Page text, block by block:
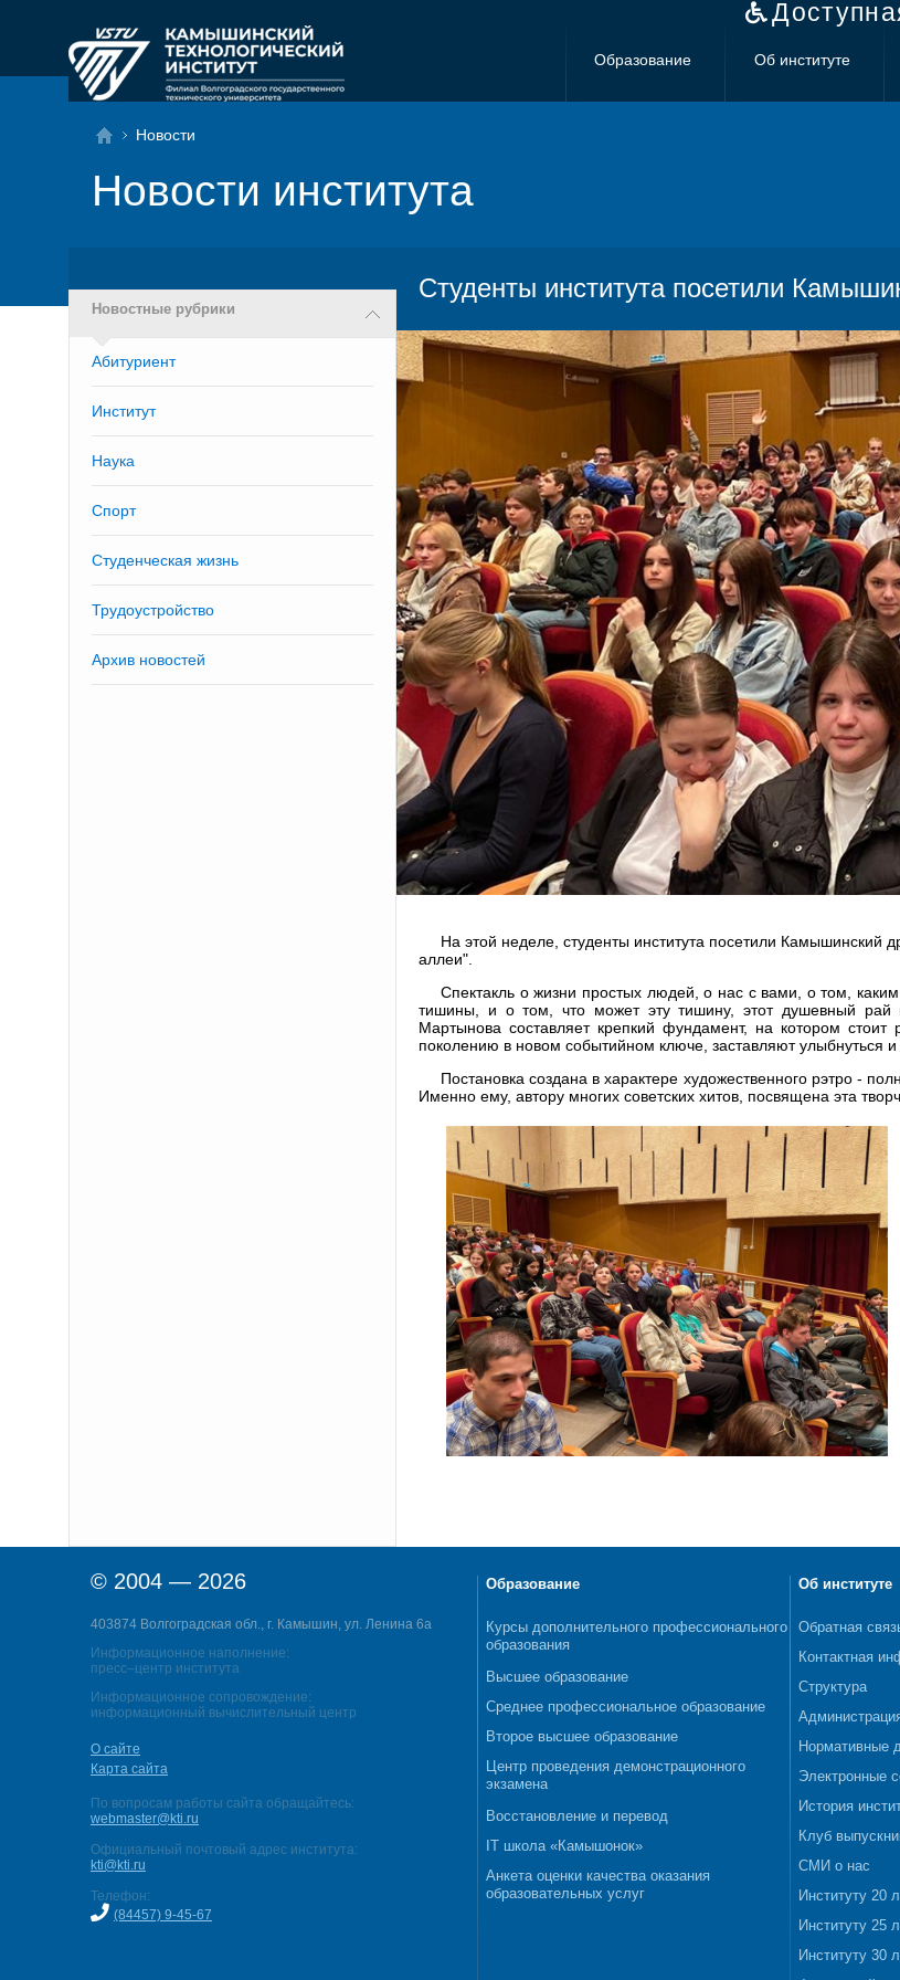
Образование Об институте
Новости
Новости института
Новостные рубрики
Абитуриент
Институт
Наука
Спорт
Студенческая жизнь
Трудоустройство
Архив новостей
Студенты института посетили
На этой неделе, студенты института посетили Камышинский
аллеи".
Спектакль о жизни простых людей, о нас с вами, о том,
тишины, и о том, что может эту тишину, этот душевный рай
Мартынова составляет крепкий фундамент, на котором
поколению в новом событийном ключе, заставляют улыбнуться и
Постановка создана в характере художественного рэтро -
Именно ему, автору многих советских хитов, посвящена эта
© 2004 — 2026
403874 Волгоградская обл., г. Камышин, ул. Ленина 6а
Информационное наполнение:
пресс–центр института
Информационное сопровождение:
информационный вычислительный центр
О сайте
Карта сайта
По вопросам работы сайта обращайтесь:
webmaster@kti.ru
Официальный почтовый адрес института:
kti@kti.ru
Телефон:
(84457) 9-45-67
Образование
Курсы дополнительного профессионального
образования
Высшее образование
Среднее профессиональное образование
Второе высшее образование
Центр проведения демонстрационного
экзамена
Восстановление и перевод
IT школа «Камышонок»
Анкета оценки качества оказания
образовательных услуг
Об институте
Обратная
Контактная
Структура
Нормативные
Электронные
История
Клуб
СМИ о нас
Институту 20
Институту 25
Институту 30